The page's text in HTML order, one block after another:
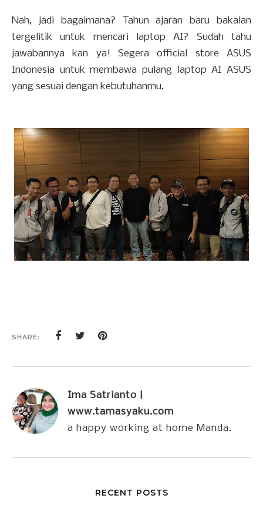
Nah, jadi bagaimana? Tahun ajaran baru bakalan
tergelitik untuk mencari laptop AI? Sudah tahu
jawabannya kan ya! Segera official store ASUS
Indonesia untuk membawa pulang laptop AI ASUS
yang sesuai dengan kebutuhanmu.
SHARE:
Ima Satrianto |
www.tamasyaku.com
a happy working at home Manda.
RECENT POSTS